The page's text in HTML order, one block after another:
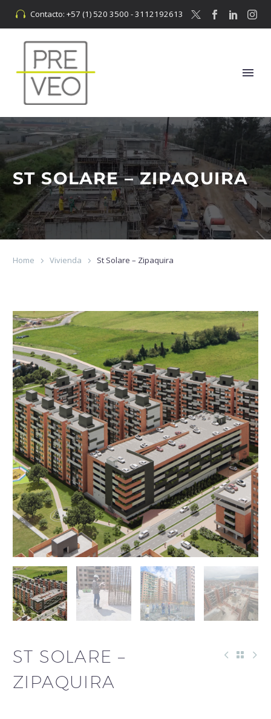

 Contacto: +57 (1) 520 3500 - 3112192613
ST SOLARE – ZIPAQUIRA
Home Vivienda St Solare – Zipaquira
ST SOLARE –
ZIPAQUIRA